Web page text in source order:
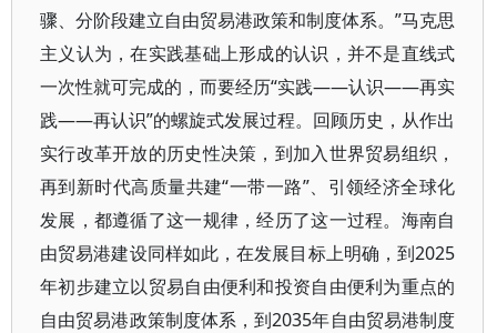
骤、分阶段建立自由贸易港政策和制度体系。”马克思
主义认为，在实践基础上形成的认识，并不是直线式
一次性就可完成的，而要经历“实践——认识——再实
践——再认识”的螺旋式发展过程。回顾历史，从作出
实行改革开放的历史性决策，到加入世界贸易组织，
再到新时代高质量共建“一带一路”、引领经济全球化
发展，都遵循了这一规律，经历了这一过程。海南自
由贸易港建设同样如此，在发展目标上明确，到2025
年初步建立以贸易自由便利和投资自由便利为重点的
自由贸易港政策制度体系，到2035年自由贸易港制度